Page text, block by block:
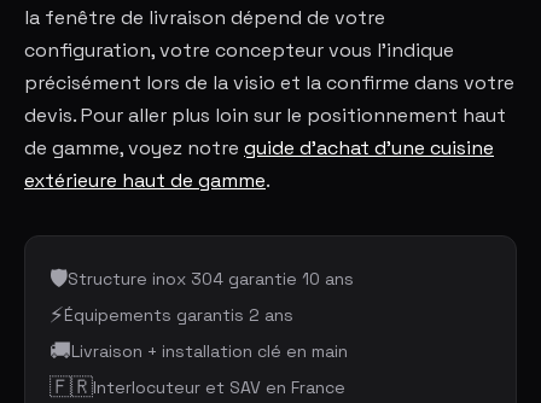
la fenêtre de livraison dépend de votre
configuration, votre concepteur vous l'indique
précisément lors de la visio et la confirme dans votre
devis. Pour aller plus loin sur le positionnement haut
de gamme, voyez notre guide d'achat d'une cuisine
extérieure haut de gamme.
🛡️Structure inox 304 garantie 10 ans
⚡Équipements garantis 2 ans
🚚Livraison + installation clé en main
🇫🇷Interlocuteur et SAV en France